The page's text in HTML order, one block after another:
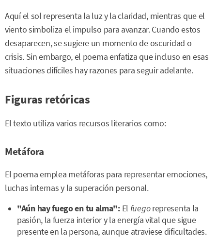
Aquí el sol representa la luz y la claridad, mientras que el
viento simboliza el impulso para avanzar. Cuando estos
desaparecen, se sugiere un momento de oscuridad o
crisis. Sin embargo, el poema enfatiza que incluso en esas
situaciones difíciles hay razones para seguir adelante.
Figuras retóricas
El texto utiliza varios recursos literarios como:
Metáfora
El poema emplea metáforas para representar emociones,
luchas internas y la superación personal.
"Aún hay fuego en tu alma": El fuegorepresenta la
pasión, la fuerza interior y la energía vital que sigue
presente en la persona, aunque atraviese dificultades.